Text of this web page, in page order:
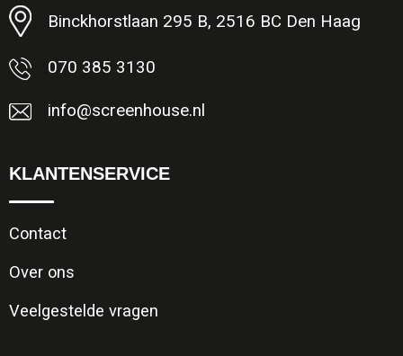
Binckhorstlaan 295 B, 2516 BC Den Haag
070 385 3130
info@screenhouse.nl
KLANTENSERVICE
Contact
Over ons
Veelgestelde vragen